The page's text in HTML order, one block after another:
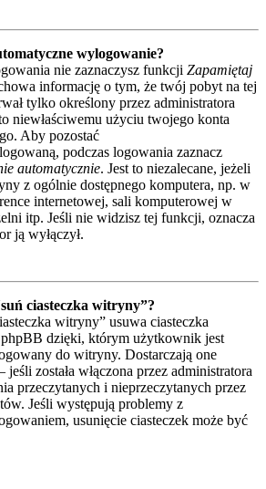
wylogowanie?
nie zaznaczysz funkcji Zapamiętaj
informację o tym, że twój pobyt na tej
tylko określony przez administratora
niewłaściwemu użyciu twojego konta
Aby pozostać
podczas logowania zaznacz
automatycznie. Jest to niezalecane, jeżeli
z ogólnie dostępnego komputera, np. w
internetowej, sali komputerowej w
itp. Jeśli nie widzisz tej funkcji, oznacza
ją wyłączył.
ciasteczka witryny”?
witryny” usuwa ciasteczka
dzięki, którym użytkownik jest
do witryny. Dostarczają one
została włączona przez administratora
przeczytanych i nieprzeczytanych przez
Jeśli występują problemy z
usunięcie ciasteczek może być